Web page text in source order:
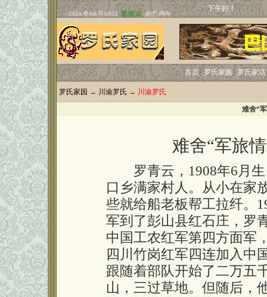
下午好！
首页 罗氏家族 罗氏家话
罗氏家园 → 川渝罗氏 → 川渝罗氏
难舍“
难舍“军旅
罗青云，1908年6月生
口乡满家村人。从小在家
些就给船老板帮工拉纤。
军到了彭山县红石庄，罗
中国工农红军第四方面军
四川竹岗红军四连加入中
跟随着部队开始了二万五
山，三过草地。但随后，